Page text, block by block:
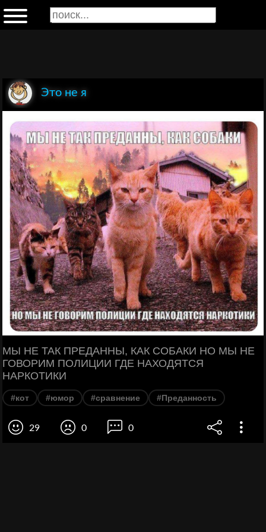
Это не я
МЫ НЕ ТАК ПРЕДАННЫ, КАК СОБАКИ НО МЫ НЕ
ГОВОРИМ ПОЛИЦИИ ГДЕ НАХОДЯТСЯ
НАРКОТИКИ
#кот #юмор #сравнение #Преданность
29 0 0